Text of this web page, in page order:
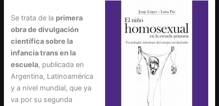
Se trata de la primera
obra de divulgación
científica sobre la
infancia trans en la
escuela, publicada en
Argentina, Latinoamérica
y a nivel mundial, que ya
va por su segunda